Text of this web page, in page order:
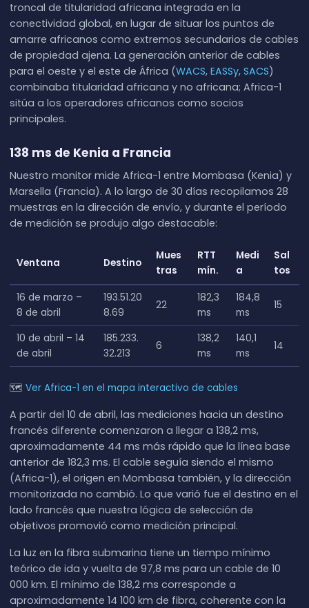
troncal de titularidad africana integrada en la
conectividad global, en lugar de situar los puntos de
amarre africanos como extremos secundarios de cables
de propiedad ajena. La generación anterior de cables
para el oeste y el este de África (WACS, EASSy, SACS)
combinaba titularidad africana y no africana; Africa-1
sitúa a los operadores africanos como socios
principales.
138 ms de Kenia a Francia
Nuestro monitor mide Africa-1 entre Mombasa (Kenia) y
Marsella (Francia). A lo largo de 30 días recopilamos 28
muestras en la dirección de envío, y durante el período
de medición se produjo algo destacable:
Ventana Destino
Mues
tras
RTT
mín.
Medi
a
Sal
tos
16 de marzo –
8 de abril
193.51.20
8.69
22
182,3
ms
184,8
ms
15
10 de abril – 14
de abril
185.233.
32.213
6
138,2
ms
140,1
ms
14
🗺 Ver Africa-1 en el mapa interactivo de cables
A partir del 10 de abril, las mediciones hacia un destino
francés diferente comenzaron a llegar a 138,2 ms,
aproximadamente 44 ms más rápido que la línea base
anterior de 182,3 ms. El cable seguía siendo el mismo
(Africa-1), el origen en Mombasa también, y la dirección
monitorizada no cambió. Lo que varió fue el destino en el
lado francés que nuestra lógica de selección de
objetivos promovió como medición principal.
La luz en la fibra submarina tiene un tiempo mínimo
teórico de ida y vuelta de 97,8 ms para un cable de 10
000 km. El mínimo de 138,2 ms corresponde a
aproximadamente 14 100 km de fibra, coherente con la